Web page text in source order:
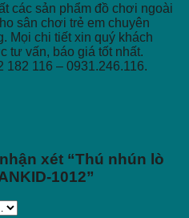
các sản phẩm đồ chơi ngoài
sân chơi trẻ em chuyên
Mọi chi tiết xin quý khách
tư vấn, báo giá tốt nhất.
182 116 – 0931.246.116.
xét “Thú nhún lò
1012”